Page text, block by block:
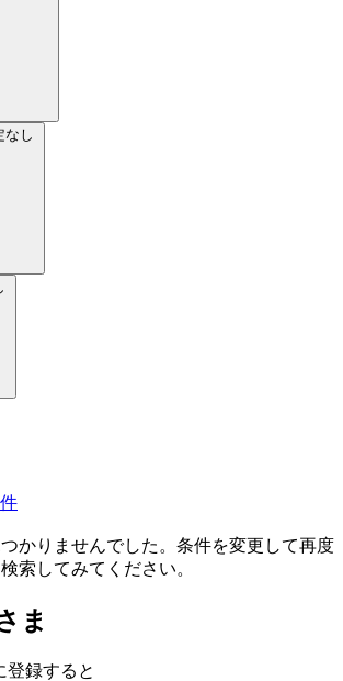
なし
かりませんでした。条件を変更して再度
検索してみてください。
ま
登録すると